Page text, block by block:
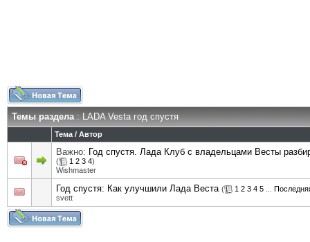
Темы раздела: LADA Vesta год спустя
Тема / Автор
Важно: Год спустя. Лада Клуб с владельцами Весты
( 1 2 3 4)
Wishmaster
Год спустя: Как улучшили Лада Веста ( 1 2 3 4 5
svett